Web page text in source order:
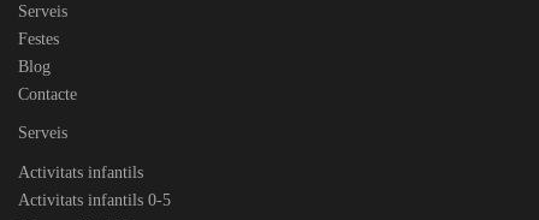
Serveis
Festes
Blog
Contacte
Serveis
Activitats infantils
Activitats infantils 0-5